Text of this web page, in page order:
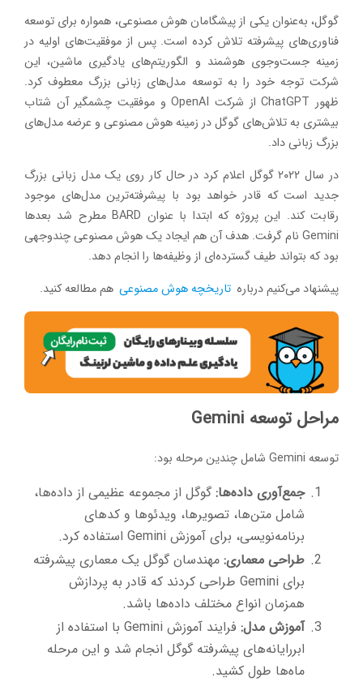
گوگل، به‌عنوان یکی از پیشگامان هوش مصنوعی، همواره برای توسعه
فناوری‌های پیشرفته تلاش کرده است. پس از موفقیت‌های اولیه در
زمینه جست‌وجوی هوشمند و الگوریتم‌های یادگیری ماشین، این
شرکت توجه خود را به توسعه مدل‌های زبانی بزرگ معطوف کرد.
ظهور ChatGPT از شرکت OpenAI و موفقیت چشمگیر آن شتاب
بیشتری به تلاش‌های گوگل در زمینه هوش مصنوعی و عرضه مدل‌های
بزرگ زبانی داد.
در سال ۲۰۲۲ گوگل اعلام کرد در حال کار روی یک مدل زبانی بزرگ
جدید است که قادر خواهد بود با پیشرفته‌ترین مدل‌های موجود
رقابت کند. این پروژه که ابتدا با عنوان BARD مطرح شد بعدها
Gemini نام گرفت. هدف آن هم ایجاد یک هوش مصنوعی چندوجهی
بود که بتواند طیف گسترده‌ای از وظیفه‌ها را انجام دهد.
پیشنهاد می‌کنیم درباره تاریخچه هوش مصنوعی هم مطالعه کنید.
مراحل توسعه Gemini
توسعه Gemini شامل چندین مرحله بود:
جمع‌آوری داده‌ها:گوگل از مجموعه عظیمی از داده‌ها،
شامل متن‌ها، تصویرها، ویدئوها و کدهای
برنامه‌نویسی، برای آموزش Gemini استفاده کرد.
طراحی معماری: مهندسان گوگل یک معماری پیشرفته
برای Gemini طراحی کردند که قادر به پردازش
همزمان انواع مختلف داده‌ها باشد.
آموزش مدل:
فرایند آموزش Gemini با استفاده از
ابررایانه‌های پیشرفته گوگل انجام شد و این مرحله
ماه‌ها طول کشید.